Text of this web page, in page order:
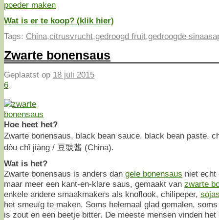
Wat is er te koop? (klik hier)
Tags: China,citrusvrucht,gedroogd fruit,gedroogde
Zwarte bonensaus
Geplaatst op 18 juli 2015
6
Hoe heet het?
Zwarte bonensaus, black bean sauce, black bean paste,
dòu chǐ jiàng / 豆豉酱 (China).
Wat is het?
Zwarte bonensaus is anders dan gele bonensaus niet echt
maar meer een kant-en-klare saus, gemaakt van zwarte
enkele andere smaakmakers als knoflook, chilipeper,
het smeuïg te maken. Soms helemaal glad gemalen,
is zout en een beetje bitter. De meeste mensen vinden